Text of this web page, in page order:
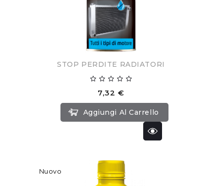
STOP PERDITE RADIATORI
7,32 €
Aggiungi Al Carrello
Nuovo